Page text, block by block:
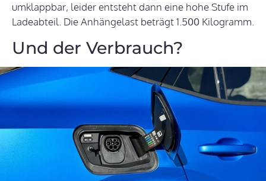
umklappbar, leider entsteht dann eine hohe Stufe im
Ladeabteil. Die Anhängelast beträgt 1.500 Kilogramm.
Und der Verbrauch?